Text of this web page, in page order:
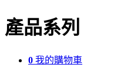
產品系列
0 我的購物車